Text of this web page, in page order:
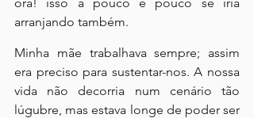
arranjando também.
Minha mãe trabalhava sempre; assim
era preciso para sustentar-nos. A nossa
vida não decorria num cenário tão
lúgubre, mas estava longe de poder ser